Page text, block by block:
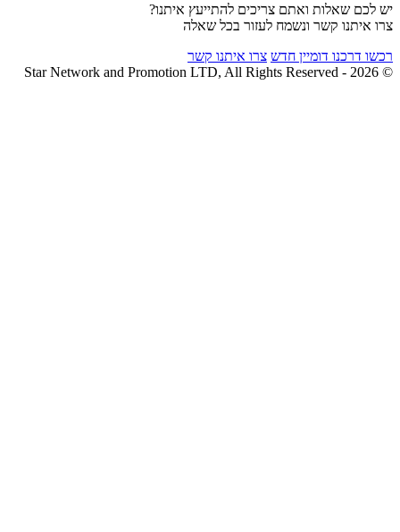
יש לכם שאלות ואתם צריכים להתייעץ איתנו?
צרו איתנו קשר ונשמח לעזור בכל שאלה
רכשו דרכנו דומיין חדש צרו איתנו קשר
© 2026 - Star Network and Promotion LTD, All Rights Reserved